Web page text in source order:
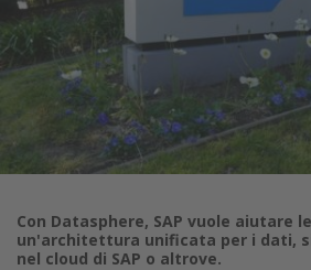
Con Datasphere, SAP vuole aiutare
un'architettura unificata per i dati,
nel cloud di SAP o altrove.